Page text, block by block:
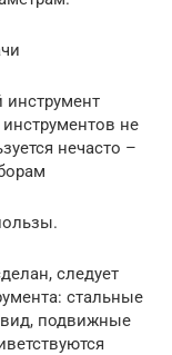
инструмент
не
нечасто –
следует
стальные
подвижные